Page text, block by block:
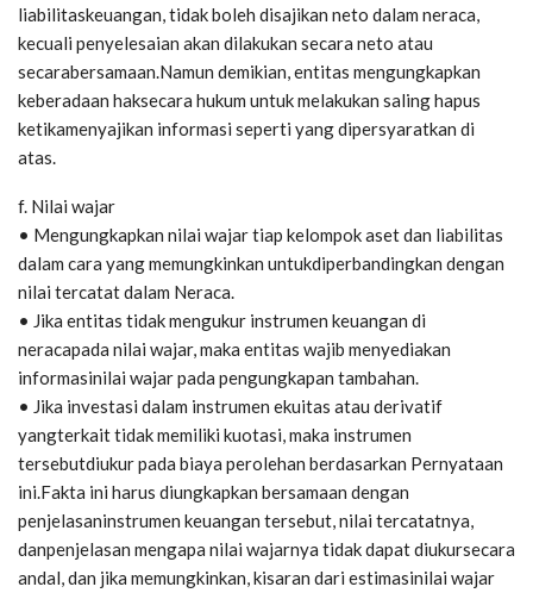
liabilitaskeuangan, tidak boleh disajikan neto dalam neraca,
kecuali penyelesaian akan dilakukan secara neto atau
secarabersamaan.Namun demikian, entitas mengungkapkan
keberadaan haksecara hukum untuk melakukan saling hapus
ketikamenyajikan informasi seperti yang dipersyaratkan di
atas.
f. Nilai wajar
• Mengungkapkan nilai wajar tiap kelompok aset dan liabilitas
dalam cara yang memungkinkan untukdiperbandingkan dengan
nilai tercatat dalam Neraca.
• Jika entitas tidak mengukur instrumen keuangan di
neracapada nilai wajar, maka entitas wajib menyediakan
informasinilai wajar pada pengungkapan tambahan.
• Jika investasi dalam instrumen ekuitas atau derivatif
yangterkait tidak memiliki kuotasi, maka instrumen
tersebutdiukur pada biaya perolehan berdasarkan Pernyataan
ini.Fakta ini harus diungkapkan bersamaan dengan
penjelasaninstrumen keuangan tersebut, nilai tercatatnya,
danpenjelasan mengapa nilai wajarnya tidak dapat diukursecara
andal, dan jika memungkinkan, kisaran dari estimasinilai wajar